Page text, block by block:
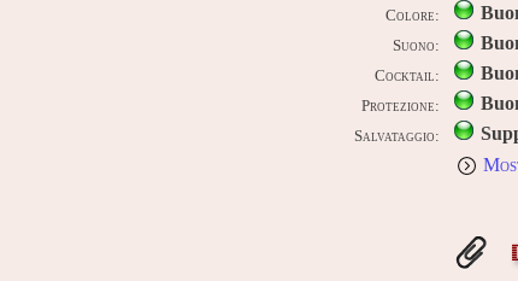
Colore:
Suono:
Cocktail:
Protezione:
Salvataggio: